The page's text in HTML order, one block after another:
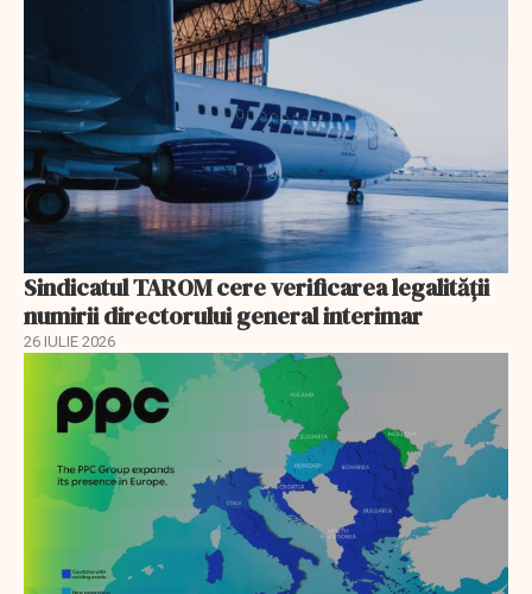
Sindicatul TAROM cere verificarea legalității
numirii directorului general interimar
26 IULIE 2026